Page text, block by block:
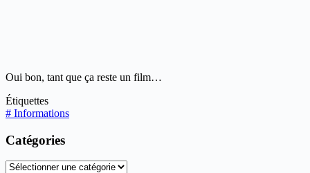
Oui bon, tant que ça reste un film…
Étiquettes
# Informations
Catégories
Catégories